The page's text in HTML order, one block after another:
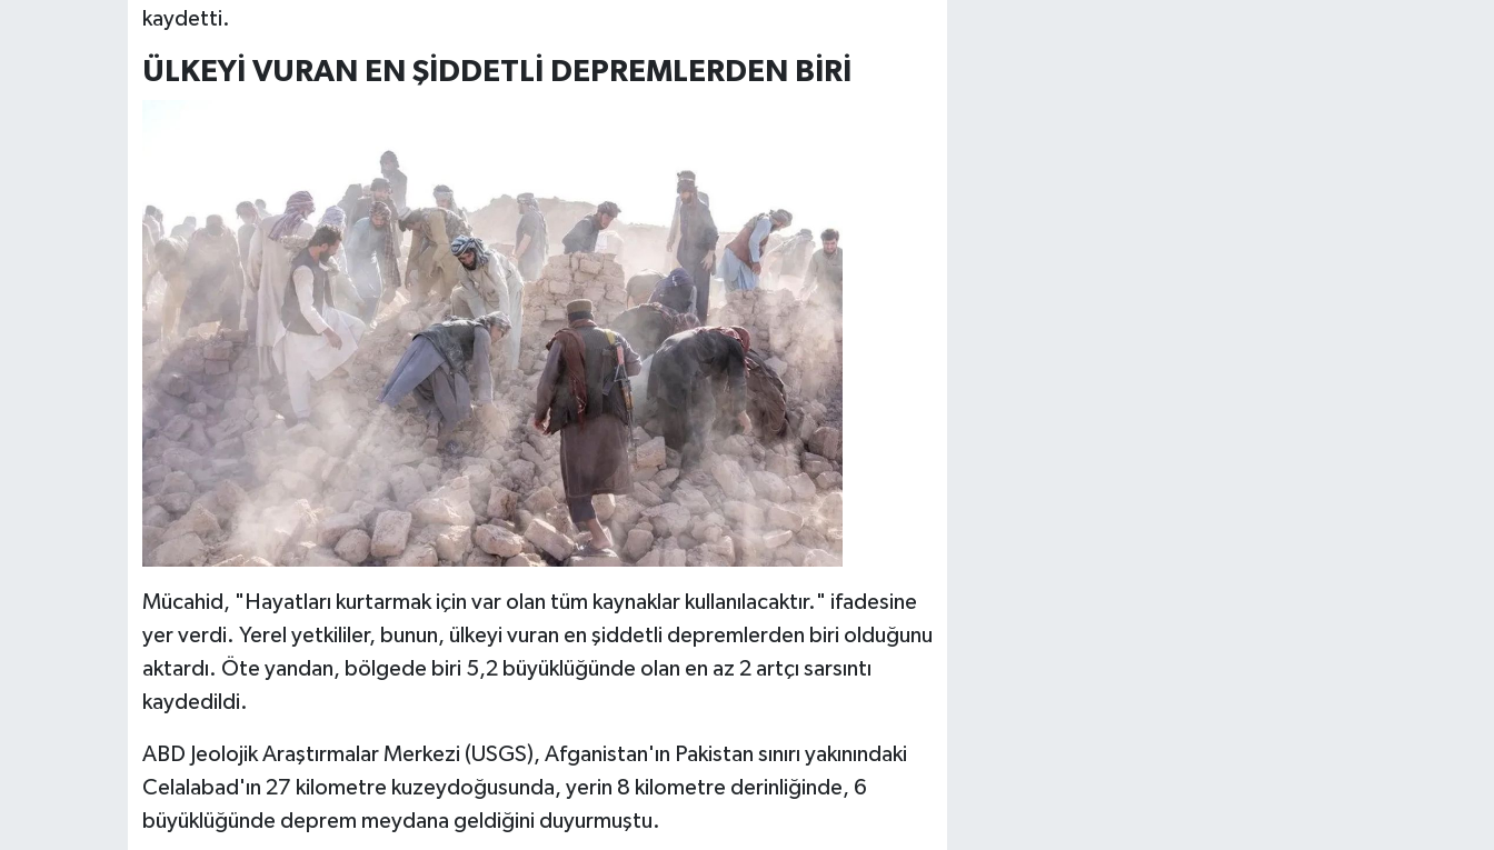
kaydetti.
ÜLKEYİ VURAN EN ŞİDDETLİ DEPREMLERDEN BİRİ
Mücahid, "Hayatları kurtarmak için var olan tüm kaynaklar kullanılacaktır." ifadesine
yer verdi. Yerel yetkililer, bunun, ülkeyi vuran en şiddetli depremlerden biri olduğunu
aktardı. Öte yandan, bölgede biri 5,2 büyüklüğünde olan en az 2 artçı sarsıntı
kaydedildi.
ABD Jeolojik Araştırmalar Merkezi (USGS), Afganistan'ın Pakistan sınırı yakınındaki
Celalabad'ın 27 kilometre kuzeydoğusunda, yerin 8 kilometre derinliğinde, 6
büyüklüğünde deprem meydana geldiğini duyurmuştu.